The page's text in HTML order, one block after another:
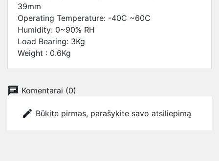
39mm
Operating Temperature: -40C ~60C
Humidity: 0~90% RH
Load Bearing: 3Kg
Weight : 0.6Kg
chat Komentarai (0)
edit Būkite pirmas, parašykite savo atsiliepimą